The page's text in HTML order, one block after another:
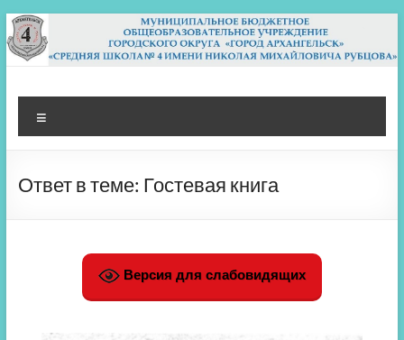
Перейти
к
содержимому
МБОУ СШ 4
Архангельск
Ответ в теме: Гостевая книга
Версия для слабовидящих